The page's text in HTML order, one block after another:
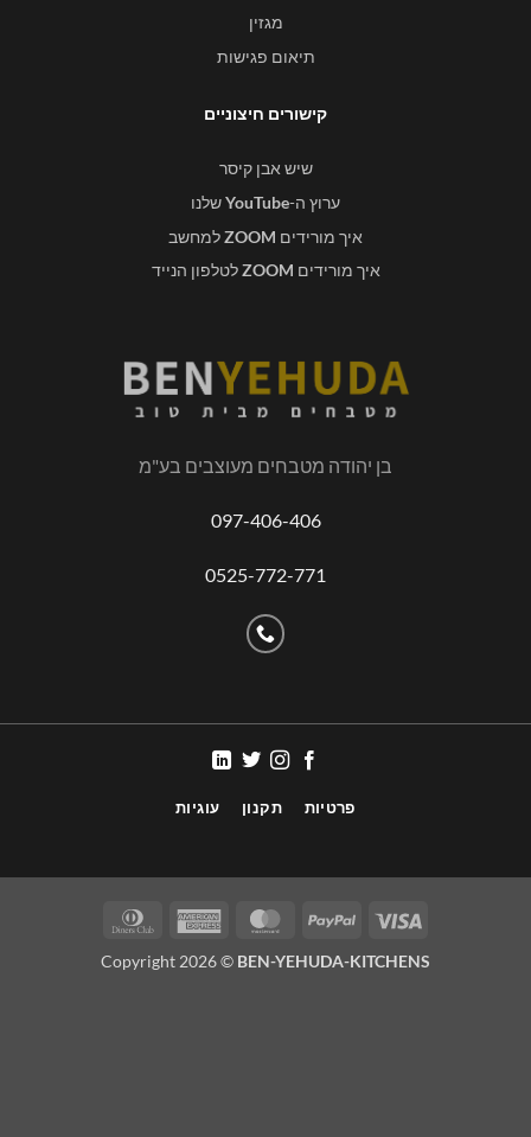
מגזין
תיאום פגישות
קישורים חיצוניים
שיש אבן קיסר
ערוץ ה-YouTubeשלנו
איך מורידים ZOOMלמחשב
איך מורידים ZOOM לטלפון הנייד
בן יהודה מטבחים מעוצבים בע"מ
097-406-406
0525-772-771
פרטיות תקנון עוגיות
Copyright 2026 © BEN-YEHUDA-KITCHENS